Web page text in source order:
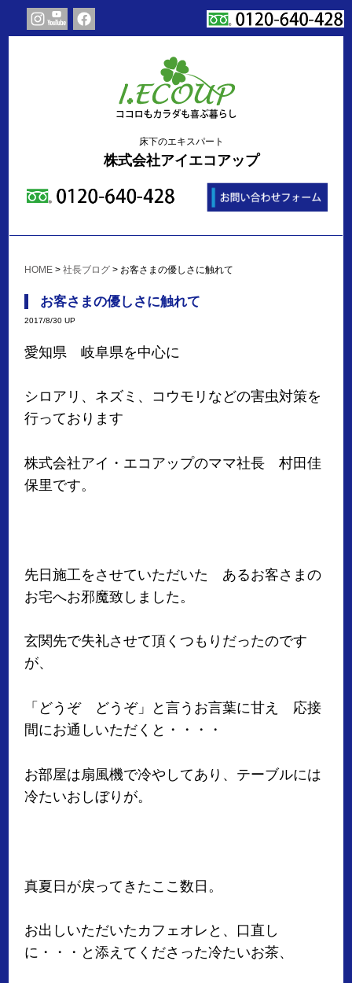
床下のエキスパート
株式会社アイエコアップ
HOME >社長ブログ > お客さまの優しさに触れて
お客さまの優しさに触れて
2017/8/30 UP
愛知県 岐阜県を中心に
シロアリ、ネズミ、コウモリなどの害虫対策を
行っております
株式会社アイ・エコアップのママ社長 村田佳
保里です。
先日施工をさせていただいた あるお客さまの
お宅へお邪魔致しました。
玄関先で失礼させて頂くつもりだったのです
が、
「どうぞ どうぞ」と言うお言葉に甘え 応接
間にお通しいただくと・・・・
お部屋は扇風機で冷やしてあり、テーブルには
冷たいおしぼりが。
真夏日が戻ってきたここ数日。
お出しいただいたカフェオレと、口直し
に・・・と添えてくださった冷たいお茶、